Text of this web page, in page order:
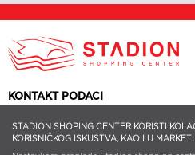
STADION SHOPING CENTER KORISTI
KORISNIČKOG ISKUSTVA, KAO I U
KONTAKT PODACI
KORISNI LINKOVI